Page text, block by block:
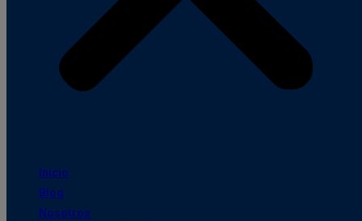
Inicio
Blog
Nosotros